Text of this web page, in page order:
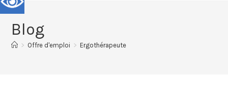
Blog
> Offre d'emploi > Ergothérapeute